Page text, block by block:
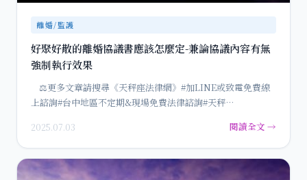
離婚/監護
好聚好散的離婚協議書應該怎麼定-兼論協議內容有無
強制執行效果
⚖️更多文章請搜尋《天秤座法律網》#加LINE或致電免費線
上諮詢#台中地區不定期&現場免費法律諮詢#天秤…
2025.07.03 閱讀全文 →